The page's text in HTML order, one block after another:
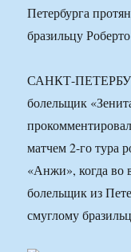
Петербурга
бразильцу
САНКТ-
болельщик
матчем 2-го тура
«Анжи», когда во
болельщик из
смуглому